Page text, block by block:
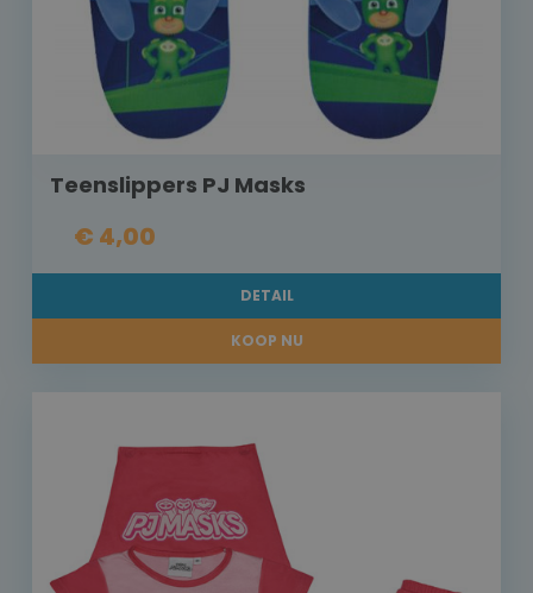
Teenslippers PJ Masks
€ 4,00
DETAIL
KOOP NU